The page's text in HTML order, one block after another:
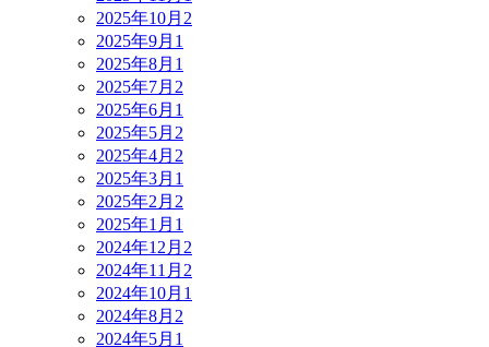
2025年10月 2
2025年9月 1
2025年8月 1
2025年7月 2
2025年6月 1
2025年5月 2
2025年4月 2
2025年3月 1
2025年2月 2
2025年1月 1
2024年12月 2
2024年11月 2
2024年10月 1
2024年8月 2
2024年5月 1